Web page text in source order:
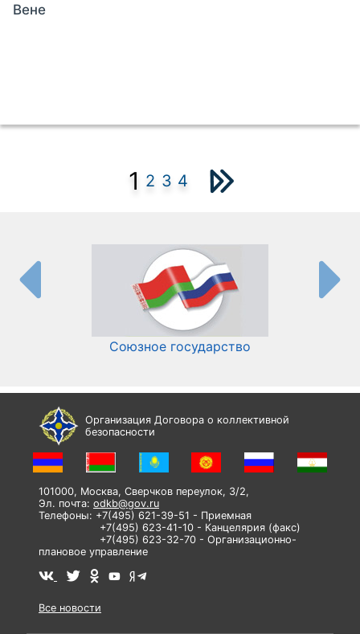
Вене
1 2 3 4
Союзное государство
Организация Договора о коллективной
безопасности
101000, Москва, Сверчков переулок, 3/2,
Эл. почта: odkb@gov.ru
Телефоны: +7(495) 621-39-51 - Приемная
+7(495) 623-41-10 - Канцелярия (факс)
+7(495) 623-32-70 - Организационно-
плановое управление
Все новости